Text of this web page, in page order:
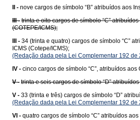
II - nove cargos de símbolo “B” atribuídos aos
III - trinta e oito cargos de símbolo “C”
(COTEPE/ICMS);
III - 34 (trinta e quatro) cargos de símbolo “C”
ICMS (Cotepe/ICMS);
(Redação dada pela Lei Complementar 192 de
IV - cinco cargos de símbolo “C”, atribuídos
V - trinta e seis cargos de símbolo “D”
V - 33 (trinta e três) cargos de símbolo “D”
(Redação dada pela Lei Complementar 192 de
VI - quatro cargos de símbolo “C” atribuídos